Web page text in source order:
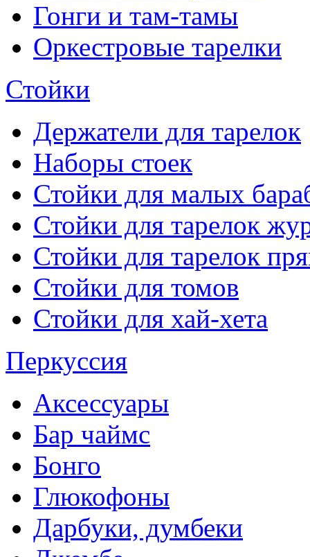
Гонги и там-тамы
Оркестровые тарелки
Стойки
Держатели для тарелок
Наборы стоек
Стойки для малых
Стойки для тарелок
Стойки для тарелок
Стойки для томов
Стойки для хай-хета
Перкуссия
Аксессуары
Бар чаймс
Бонго
Глюкофоны
Дарбуки, думбеки